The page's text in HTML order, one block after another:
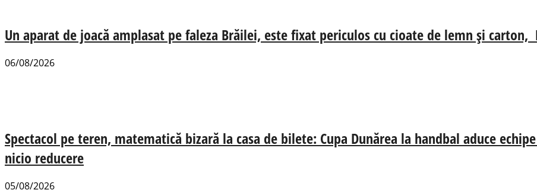
Un aparat de joacă amplasat pe faleza Brăilei, este fixat periculos cu cioate de lemn și
06/08/2026
Spectacol pe teren, matematică bizară la casa de bilete: Cupa Dunărea la handbal aduce
nicio reducere
05/08/2026